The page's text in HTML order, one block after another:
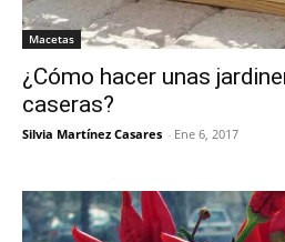
Macetas
¿Cómo hacer unas
caseras?
Silvia Martínez Casares - Ene 6, 2017